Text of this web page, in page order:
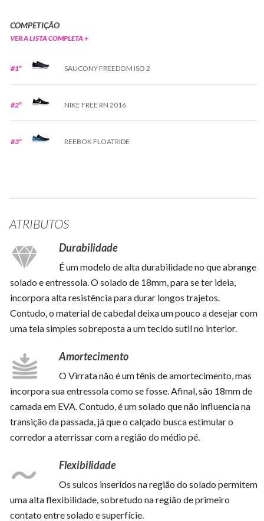
COMPETIÇÃO
VER A LISTA COMPLETA +
#1º SAUCONY FREEDOM ISO 2
#2º NIKE FREE RN 2016
#3º REEBOK FLOATRIDE
ATRIBUTOS
Durabilidade
É um modelo de alta durabilidade no que abrange
solado e entressola. O solado de 18mm, para se ter ideia,
incorpora alta resistência para durar longos trajetos.
Contudo, o material de cabedal deixa um pouco a desejar com
uma tela simples sobreposta a um tecido sutil no interior.
Amortecimento
O Virrata não é um tênis de amortecimento, mas
incorpora sua entressola como se fosse. Afinal, são 18mm de
camada em EVA. Contudo, é um solado que não influencia na
transição da passada, já que o calçado busca estimular o
corredor a aterrissar com a região do médio pé.
Flexibilidade
Os sulcos inseridos na região do solado permitem
uma alta flexibilidade, sobretudo na região de primeiro
contato entre solado e superfície.